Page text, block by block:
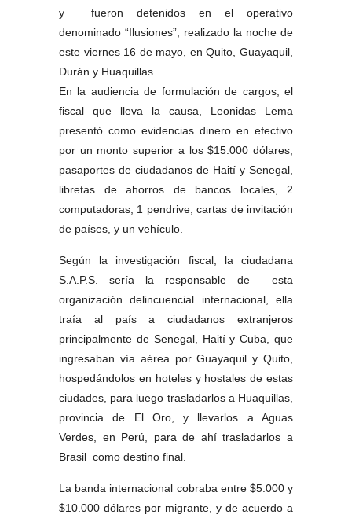
y fueron detenidos en el operativo
denominado “Ilusiones”, realizado la noche de
este viernes 16 de mayo, en Quito, Guayaquil,
Durán y Huaquillas.
En la audiencia de formulación de cargos, el
fiscal que lleva la causa, Leonidas Lema
presentó como evidencias dinero en efectivo
por un monto superior a los $15.000 dólares,
pasaportes de ciudadanos de Haití y Senegal,
libretas de ahorros de bancos locales, 2
computadoras, 1 pendrive, cartas de invitación
de países, y un vehículo.
Según la investigación fiscal, la ciudadana
S.A.P.S. sería la responsable de esta
organización delincuencial internacional, ella
traía al país a ciudadanos extranjeros
principalmente de Senegal, Haití y Cuba, que
ingresaban vía aérea por Guayaquil y Quito,
hospedándolos en hoteles y hostales de estas
ciudades, para luego trasladarlos a Huaquillas,
provincia de El Oro, y llevarlos a Aguas
Verdes, en Perú, para de ahí trasladarlos a
Brasil como destino final.
La banda internacional cobraba entre $5.000 y
$10.000 dólares por migrante, y de acuerdo a